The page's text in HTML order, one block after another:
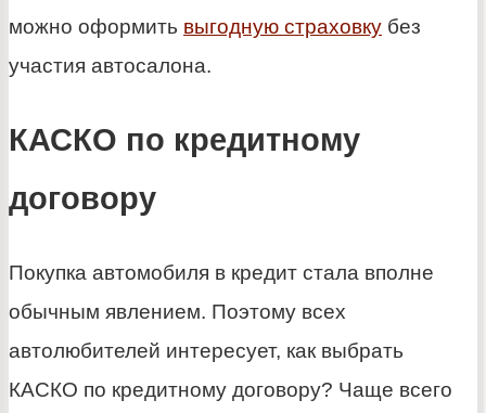
можно оформить выгодную страховку без
участия автосалона.
КАСКО по кредитному
договору
Покупка автомобиля в кредит стала вполне
обычным явлением. Поэтому всех
автолюбителей интересует, как выбрать
КАСКО по кредитному договору? Чаще всего